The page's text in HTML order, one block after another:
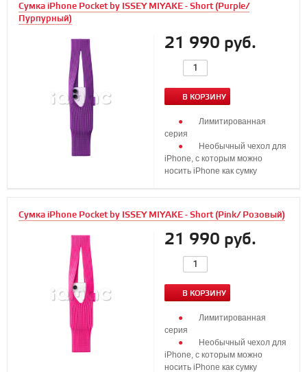
Сумка iPhone Pocket by ISSEY MIYAKE - Short (Purple/
Пурпурный)
21 990 руб.
В КОРЗИНУ
Лимитированная
серия
Необычный чехол для
iPhone, с которым можно
носить iPhone как сумку
Сумка iPhone Pocket by ISSEY MIYAKE - Short (Pink/ Розовый)
21 990 руб.
В КОРЗИНУ
Лимитированная
серия
Необычный чехол для
iPhone, с которым можно
носить iPhone как сумку